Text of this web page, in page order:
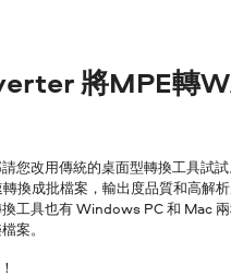
將MPE轉
您改用傳統的桌面型轉換工具試
換成批檔案，輸出度品質和高解
工具也有 Windows PC 和 Mac
案。